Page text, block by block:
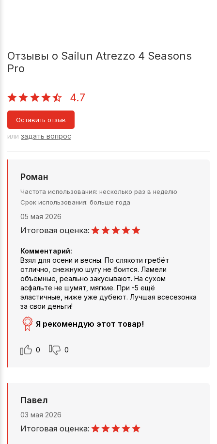
Отзывы о Sailun Atrezzo 4 Seasons
Pro
4.7
Оставить отзыв
или задать вопрос
Роман
Частота использования несколько раз в неделю
Срок использования больше года
05 мая 2026
Итоговая оценка:
Комментарий:
Взял для осени и весны. По слякоти гребёт
отлично, снежную шугу не боится. Ламели
объёмные, реально закусывают. На сухом
асфальте не шумят, мягкие. При -5 ещё
эластичные, ниже уже дубеют. Лучшая всесезонка
за свои деньги!
Я рекомендую этот товар!
0 0
Павел
03 мая 2026
Итоговая оценка: